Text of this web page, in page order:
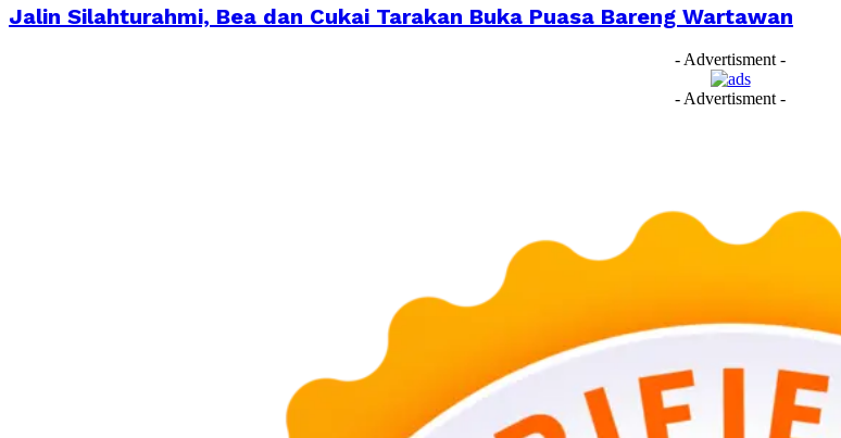
Jalin Silahturahmi, Bea dan Cukai Tarakan Buka Puasa Bareng Wartawan
- Advertisment -
- Advertisment -